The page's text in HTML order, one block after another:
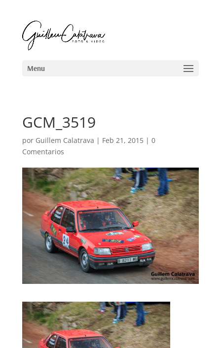
GCM_3519
por Guillem Calatrava | Feb 21, 2015| 0
Comentarios